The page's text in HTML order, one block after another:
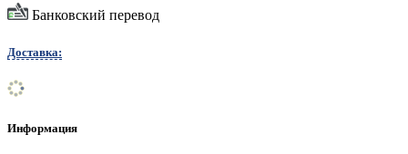
Банковский перевод
Доставка:
Информация